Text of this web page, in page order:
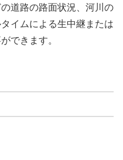
道路の路面状況、河川の
イムによる生中継または
できます。